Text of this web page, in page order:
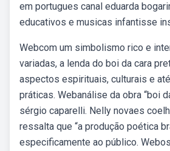
em portugues canal eduarda
educativos e musicas infantisse
Webcom um simbolismo rico e
variadas, a lenda do boi da cara
aspectos espirituais, culturais e
práticas. Webanálise da obra “boi
sérgio caparelli. Nelly novaes
ressalta que “a produção poética
especificamente ao público.